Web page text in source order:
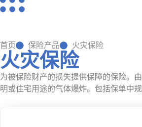
首页 保险产品 火灾保险
火灾保险
为被保险财产的损失提供保障的保险。
明或住宅用途的气体爆炸。包括保单中